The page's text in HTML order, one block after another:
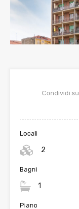
Prev
ious
Condividi su
Locali
2
Bagni
1
Piano